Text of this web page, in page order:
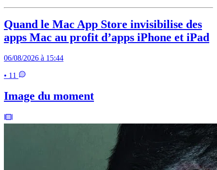
Quand le Mac App Store invisibilise des
apps Mac au profit d’apps iPhone et iPad
06/08/2026 à 15:44
• 11
Image du moment